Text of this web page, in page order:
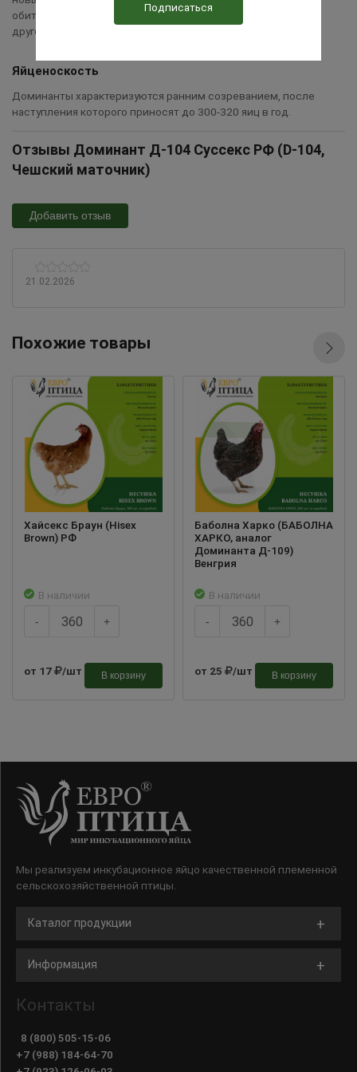
обитателями курятника, поэтому их можно не отделять от
другой домашней птицы.
Яйценоскость
Доминанты характеризуются ранним созреванием, после
наступления которого приносят до 300-320 яиц в год.
Отзывы Доминант Д-104 Суссекс РФ (D-104,
Чешский маточник)
Добавить отзыв
21.02.2026
Похожие товары
Хайсекс Браун (Hisex
Brown) РФ
В наличии
- +
от 17 /шт В корзину
Баболна Харко (БАБОЛНА
ХАРКО, аналог
Доминанта Д-109)
Венгрия
В наличии
- +
от 25 /шт В корзину
Мы реализуем инкубационное яйцо качественной племенной
сельскохозяйственной птицы.
Каталог продукции
Информация
Контакты
8 (800) 505-15-06
+7 (988) 184-64-70